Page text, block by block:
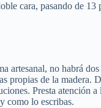
cara, pasando de 13
artesanal, no habrá dos
propias de la madera.
Presta atención a
como lo escribas.